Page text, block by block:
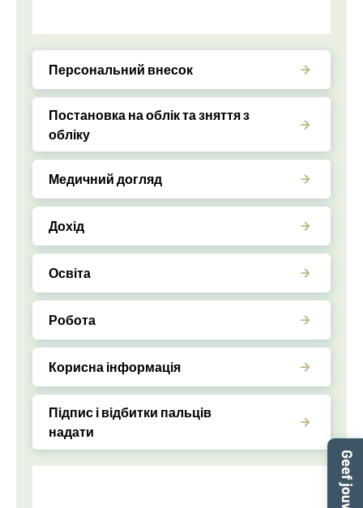
Персональний внесок
Постановка на облік та зняття з
обліку
Медичний догляд
Дохід
Освіта
Робота
Корисна інформація
Підпис і відбитки пальців
надати